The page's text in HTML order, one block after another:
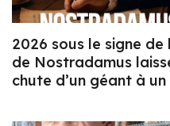
2026 sous le signe de
de Nostradamus
chute d’un géant à